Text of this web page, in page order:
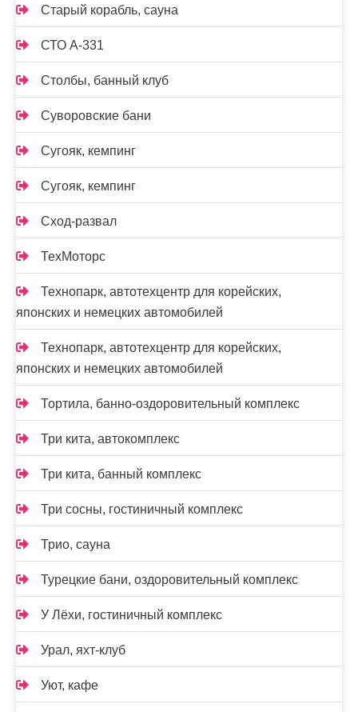
Старый корабль, сауна
СТО А-331
Столбы, банный клуб
Суворовские бани
Сугояк, кемпинг
Сугояк, кемпинг
Сход-развал
ТехМоторс
Технопарк, автотехцентр для корейских,
японских и немецких автомобилей
Технопарк, автотехцентр для корейских,
японских и немецких автомобилей
Тортила, банно-оздоровительный комплекс
Три кита, автокомплекс
Три кита, банный комплекс
Три сосны, гостиничный комплекс
Трио, сауна
Турецкие бани, оздоровительный комплекс
У Лёхи, гостиничный комплекс
Урал, яхт-клуб
Уют, кафе